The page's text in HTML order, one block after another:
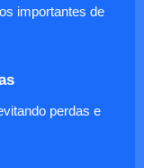
importantes de
perdas e